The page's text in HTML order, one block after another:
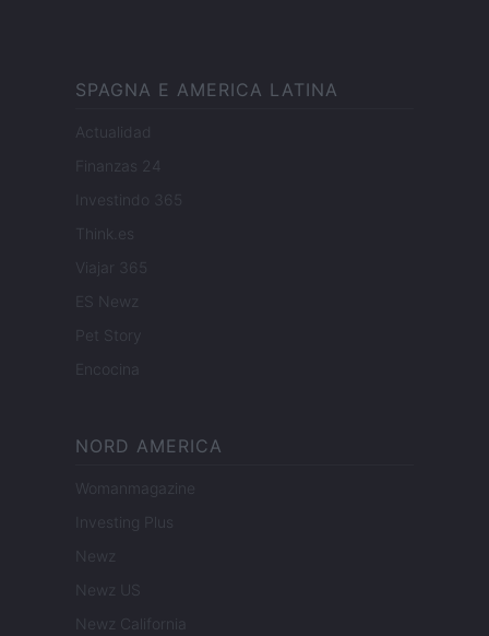
SPAGNA E AMERICA LATINA
Actualidad
Finanzas 24
Investindo 365
Think.es
Viajar 365
ES Newz
Pet Story
Encocina
NORD AMERICA
Womanmagazine
Investing Plus
Newz
Newz US
Newz California